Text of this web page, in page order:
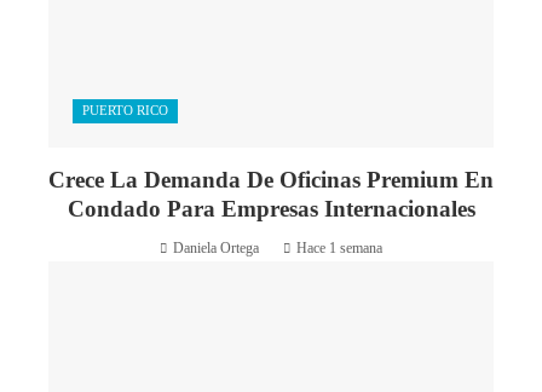
PUERTO RICO
Crece La Demanda De Oficinas Premium En
Condado Para Empresas Internacionales
Daniela Ortega Hace 1 semana